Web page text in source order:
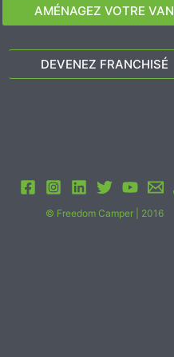
AMÉNAGEZ VOTRE VAN
DEVENEZ FRANCHISÉ
© Freedom Camper | 2016